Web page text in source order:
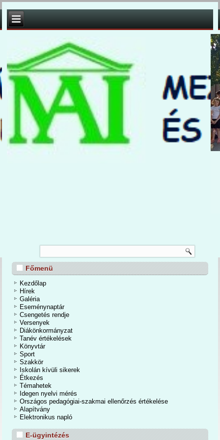
TANÉVZÁRÓ
Iskola és Alapfokú Művészeti Iskolában 2026. június 24-én a tanévzáró
is befejeződött a 2025/2026-os tanév. Egy mozgalmas, eseményekben
zártunk. A kihívások mellett számtalan élmények, közös programok,
tanulmányi eredmények tették igazán emlékezetessé a tanévet.
Főmenü
Kezdőlap
Hírek
Galéria
Eseménynaptár
Csengetés rendje
Versenyek
Diákönkormányzat
Tanév értékelések
Könyvtár
Sport
Szakkör
Iskolán kívüli sikerek
Étkezés
Témahetek
Idegen nyelvi mérés
Országos pedagógiai-szakmai ellenőrzés értékelése
Alapítvány
Elektronikus napló
E-ügyintézés